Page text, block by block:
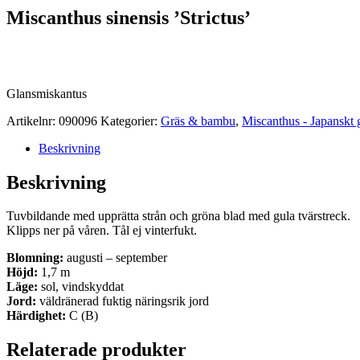
Miscanthus sinensis ’Strictus’
Glansmiskantus
Artikelnr: 090096 Kategorier: Gräs & bambu, Miscanthus - Japanskt
Beskrivning
Beskrivning
Tuvbildande med upprätta strån och gröna blad med gula tvärstreck.
Klipps ner på våren. Tål ej vinterfukt.
Blomning: augusti – september
Höjd: 1,7 m
Läge: sol, vindskyddat
Jord: väldränerad fuktig näringsrik jord
Härdighet: C (B)
Relaterade produkter